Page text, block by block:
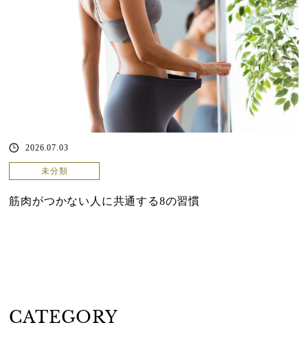
2026.07.03
未分類
筋肉がつかない人に共通する8の習慣
CATEGORY